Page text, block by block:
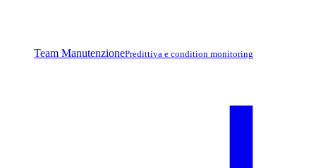
Team ManutenzionePredittiva e condition monitoring